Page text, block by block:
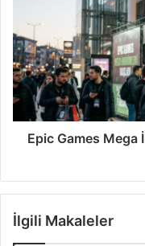
Epic Games Mega
İlgili Makaleler